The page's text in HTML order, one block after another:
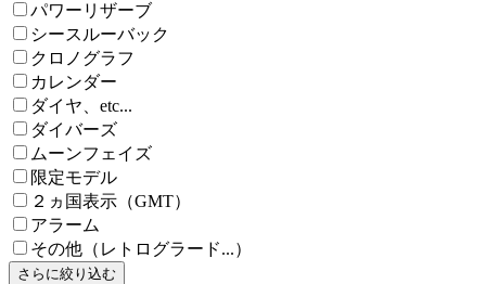
パワーリザーブ
シースルーバック
クロノグラフ
カレンダー
ダイヤ、etc...
ダイバーズ
ムーンフェイズ
限定モデル
２ヵ国表示（GMT）
アラーム
その他（レトログラード...）
さらに絞り込む